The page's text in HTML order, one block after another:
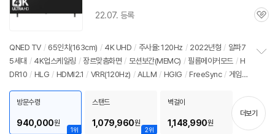
22.07. 등록
관
QNED TV / 65인치(163cm) / 4K UHD / 주사율: 120Hz / 2022년형 / 알파7
5세대 / 4K업스케일링 / 장르맞춤화면 / 모션보간(MEMC) / 필름메이커모드 / H
DR10 / HLG / HDMI2.1 / VRR(120Hz) / ALLM / HGIG / FreeSync / 게임
기
1위
방문수령
940,000원
2위
스탠드
1,079,960원
벽걸이
1,148,990원
더보기